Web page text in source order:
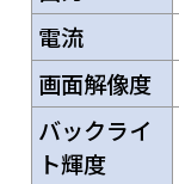
電流
画面解像度
バックライ
ト輝度